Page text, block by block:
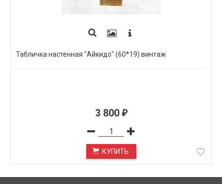
Табличка настенная "Айкидо" (60*19) винтаж
3 800 ₽
КУПИТЬ